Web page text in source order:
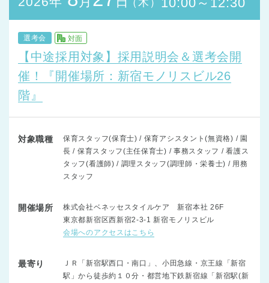
選考会 対面
【中途採用対象】採用説明会＆選考会開
催！『開催場所：新宿モノリスビル26
階』
対象職種
保育スタッフ(保育士) / 保育アシスタント(無資格) / 園
長 / 保育スタッフ(主任保育士) / 事務スタッフ / 看護ス
タッフ(看護師) / 調理スタッフ(調理師・栄養士) / 用務
スタッフ
開催場所
株式会社ベネッセスタイルケア 新宿本社 26F
東京都新宿区西新宿2-3-1 新宿モノリスビル
会場へのアクセスはこちら
最寄り
ＪＲ「新宿駅西口・南口」、小田急線・京王線「新宿
駅」から徒歩約１０分・都営地下鉄新宿線「新宿駅(新